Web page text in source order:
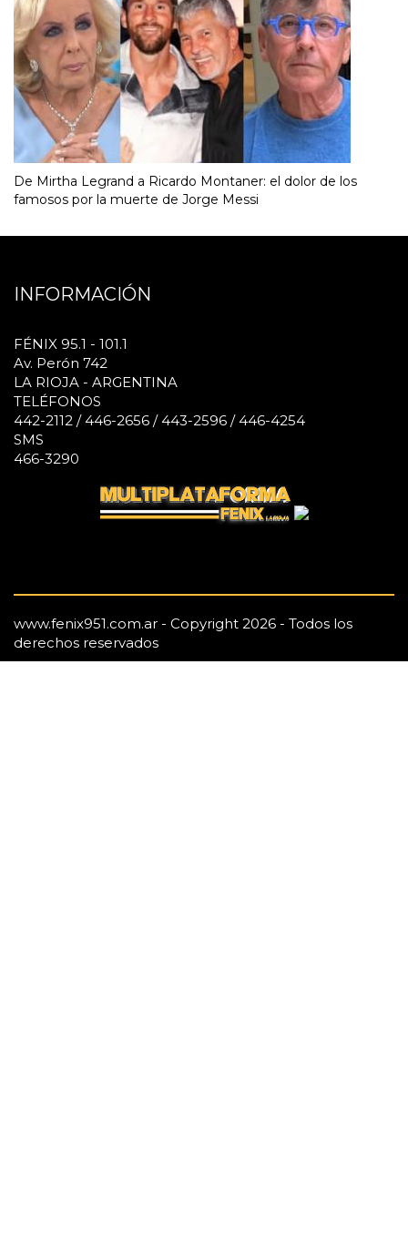
De Mirtha Legrand a Ricardo Montaner: el dolor de los
famosos por la muerte de Jorge Messi
INFORMACIÓN
FÉNIX 95.1 - 101.1
Av. Perón 742
LA RIOJA - ARGENTINA
TELÉFONOS
442-2112 / 446-2656 / 443-2596 / 446-4254
SMS
466-3290
www.fenix951.com.ar - Copyright 2026 - Todos los
derechos reservados